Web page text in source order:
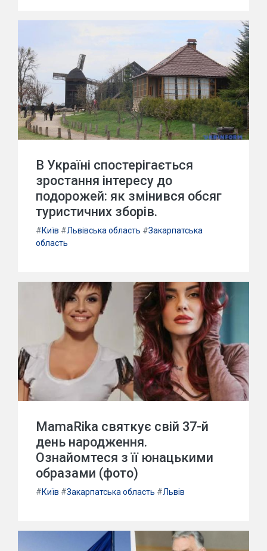
В Україні спостерігається
зростання інтересу до
подорожей: як змінився обсяг
туристичних зборів.
#Київ #Львівська область #Закарпатська
область
MamaRika святкує свій 37-й
день народження.
Ознайомтеся з її юнацькими
образами (фото)
#Київ #Закарпатська область #Львів